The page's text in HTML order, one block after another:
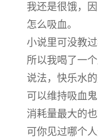
我还是很饿，
怎么吸血。
小说里可没教
所以我喝了一
说法，快乐水
可以维持吸血
消耗量最大的也
可你见过哪个